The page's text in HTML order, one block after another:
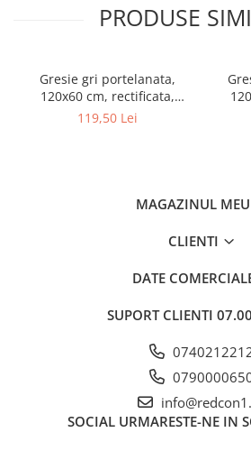
PRODUSE
Gresie gri portelanata,
120x60 cm, rectificata,
Colectie LUX-ARCTIC - 6493-
119,50 Lei
MAGAZINUL MEU
CLIENTI
DATE
SUPORT CLIENTI
SOCIAL URMARESTE-NE IN